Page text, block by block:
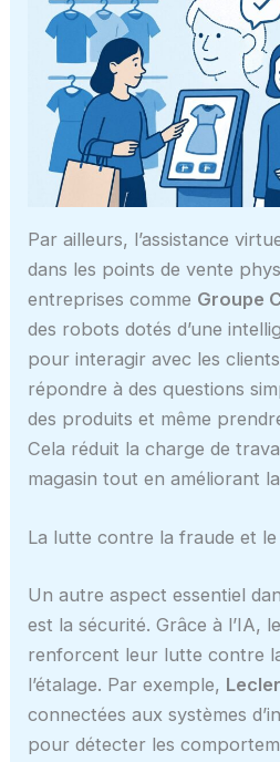
Par ailleurs, l’assistance
dans les points de vente
entreprises comme Groupe
des robots dotés d’une
pour interagir avec les
répondre à des questions
des produits et même
Cela réduit la charge de
magasin tout en améliorant
La lutte contre la fraude et
Un autre aspect essentiel
est la sécurité. Grâce à l’IA,
renforcent leur lutte contre
l’étalage. Par exemple,
connectées aux systèmes
pour détecter les